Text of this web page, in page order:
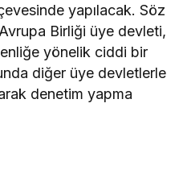
yapılacak. Söz
Birliği üye devleti,
yönelik ciddi bir
diğer üye devletlerle
denetim yapma